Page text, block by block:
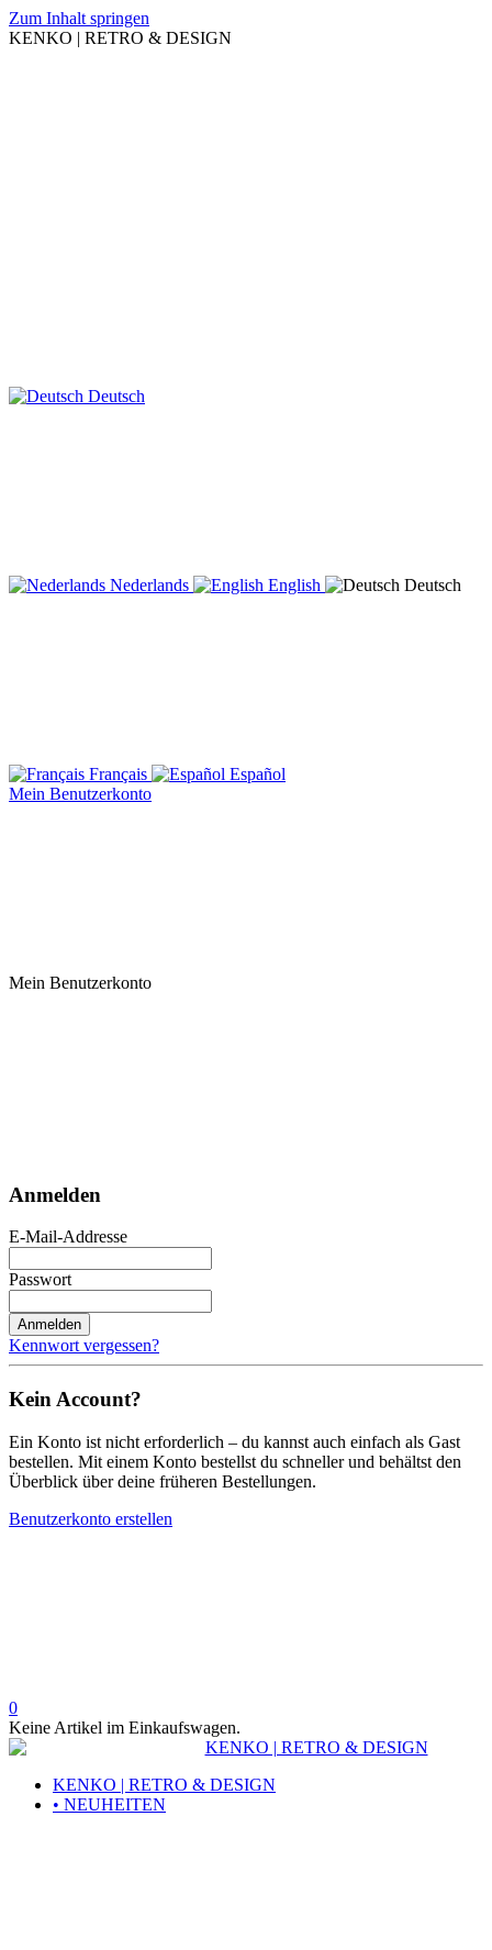
Zum Inhalt springen
KENKO | RETRO & DESIGN
Deutsch
Nederlands English Deutsch
Français
Español
Mein Benutzerkonto
Mein Benutzerkonto
Anmelden
E-Mail-Addresse
Passwort
Anmelden
Kennwort vergessen?
Kein Account?
Ein Konto ist nicht erforderlich – du kannst auch einfach als Gast
bestellen. Mit einem Konto bestellst du schneller und behältst den
Überblick über deine früheren Bestellungen.
Benutzerkonto erstellen
0
Keine Artikel im Einkaufswagen.
KENKO | RETRO & DESIGN
• NEUHEITEN